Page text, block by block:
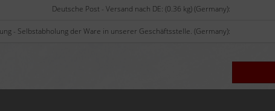
Deutsche Post - Versand nach DE: (0.36 kg) (Germany):
- Selbstabholung der Ware in unserer Geschäftsstelle. (Germany):